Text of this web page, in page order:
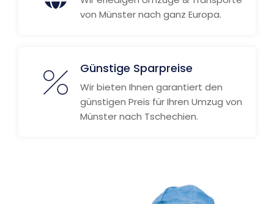
von Münster nach ganz Europa.
Günstige Sparpreise
Wir bieten Ihnen garantiert den
günstigen Preis für Ihren Umzug von
Münster nach Tschechien.